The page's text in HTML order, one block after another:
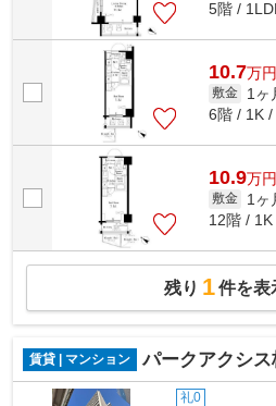
5階 /
10.7万円
敷金 1ヶ
6階 / 1K /
10.9万円
敷金 1ヶ
12階 /
残り 1件を表
賃貸 | マンション パークアクシス板橋
礼0